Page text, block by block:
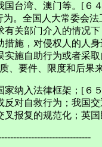
台湾、澳门等。[６
。全国人大常委会
关部门介入的情况
施，对侵权人的人
施自助行为或者采
、要件、限度和后果
家纳入法律框架；[６
对自救行为；我国
报复的规范化；英